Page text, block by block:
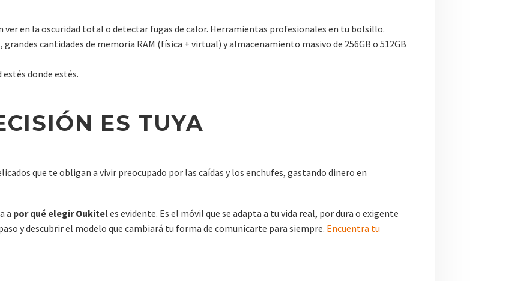
ver en la oscuridad total o detectar fugas de calor. Herramientas profesionales en tu bolsillo.
grandes cantidades de memoria RAM (física + virtual) y almacenamiento masivo de 256GB o 512GB
donde estés.
ES TUYA
que te obligan a vivir preocupado por las caídas y los enchufes, gastando dinero en
a por qué elegir Oukiteles evidente. Es el móvil que se adapta a tu vida real, por dura o exigente
y descubrir el modelo que cambiará tu forma de comunicarte para siempre. Encuentra tu